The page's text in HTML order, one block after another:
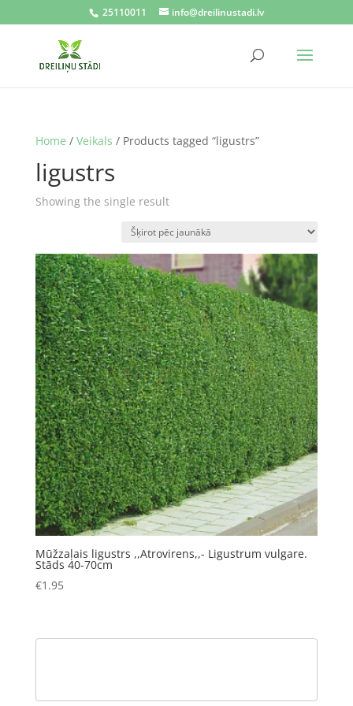
25110011 info@dreilinustadi.lv
Home / Veikals / Products tagged “ligustrs”
ligustrs
Showing the single result
Mūžzaļais ligustrs ,,Atrovirens,,- Ligustrum vulgare.
Stāds 40-70cm
€1.95